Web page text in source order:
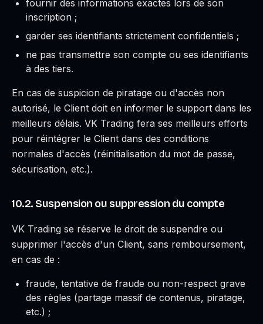
fournir des informations exactes lors de son
inscription ;
garder ses identifiants strictement confidentiels ;
ne pas transmettre son compte ou ses identifiants
à des tiers.
En cas de suspicion de piratage ou d'accès non
autorisé, le Client doit en informer le support dans les
meilleurs délais. VK Trading fera ses meilleurs efforts
pour réintégrer le Client dans des conditions
normales d'accès (réinitialisation du mot de passe,
sécurisation, etc.).
10.2. Suspension ou suppression du compte
VK Trading se réserve le droit de suspendre ou
supprimer l'accès d'un Client, sans remboursement,
en cas de :
fraude, tentative de fraude ou non-respect grave
des règles (partage massif de contenus, piratage,
etc.) ;